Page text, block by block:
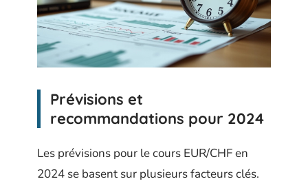
Prévisions et
recommandations pour 2024
Les prévisions pour le cours EUR/CHF en
2024 se basent sur plusieurs facteurs clés.